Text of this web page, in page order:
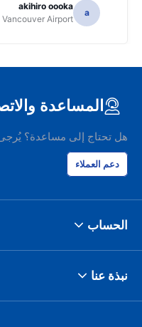
a
akihiro oooka
Vancouver Airport
المساعدة
هل تحتاج إلى مساعدة؟ يُرجى
دعم العملاء
الحساب
نبذة عنا